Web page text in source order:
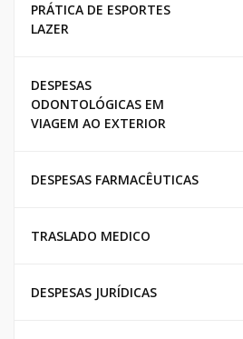
PRÁTICA DE ESPORTES
LAZER
DESPESAS
ODONTOLÓGICAS EM
VIAGEM AO EXTERIOR
DESPESAS FARMACÊUTICAS
TRASLADO MEDICO
DESPESAS JURÍDICAS